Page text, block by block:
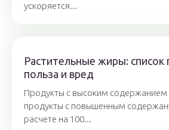
ускоряется...
Растительные жиры: список
польза и вред
Продукты с высоким
продукты с повышенным
расчете на 100...